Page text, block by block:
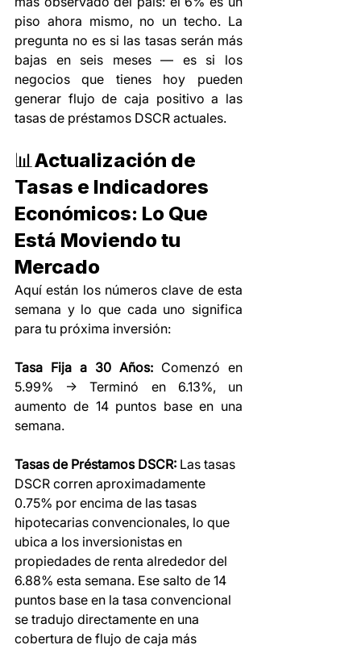
piso ahora mismo, no un techo. La
pregunta no es si las tasas serán más
bajas en seis meses — es si los
negocios que tienes hoy pueden
generar flujo de caja positivo a las
tasas de préstamos DSCR actuales.
📊Actualización de
Tasas e Indicadores
Económicos: Lo Que
Está Moviendo tu
Mercado
Aquí están los números clave de esta
semana y lo que cada uno significa
para tu próxima inversión:
Tasa Fija a 30 Años: Comenzó en
5.99% → Terminó en 6.13%, un
aumento de 14 puntos base en una
semana.
Tasas de Préstamos DSCR: Las tasas
DSCR corren aproximadamente
0.75% por encima de las tasas
hipotecarias convencionales, lo que
ubica a los inversionistas en
propiedades de renta alrededor del
6.88% esta semana. Ese salto de 14
puntos base en la tasa convencional
se tradujo directamente en una
cobertura de flujo de caja más